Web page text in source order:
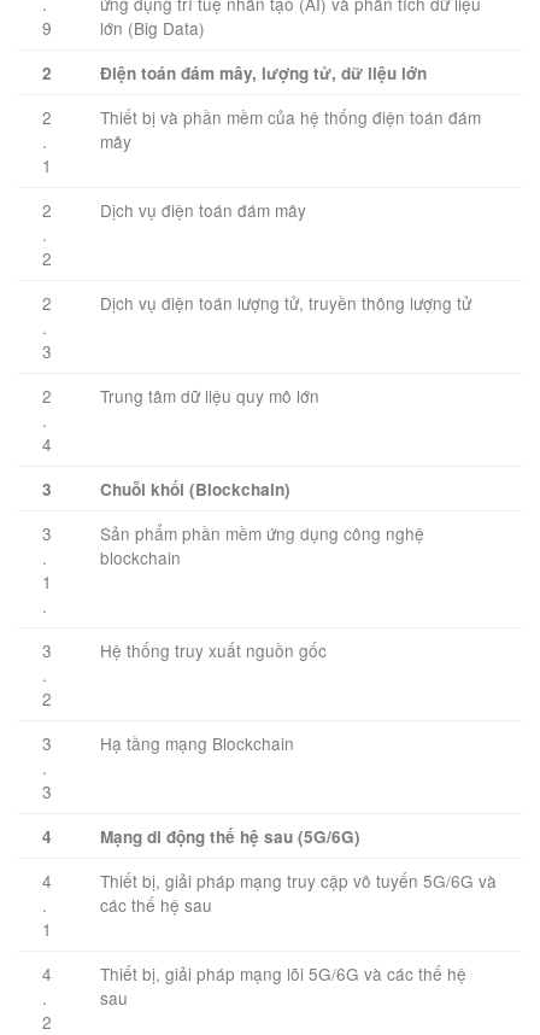
9
lớn (Big Data)
2 Điện toán đám mây, lượng tử, dữ liệu lớn
2
.
1
Thiết bị và phần mềm của hệ thống điện toán đám
mây
2
.
2
Dịch vụ điện toán đám mây
2
.
3
Dịch vụ điện toán lượng tử, truyền thông lượng tử
2
.
4
Trung tâm dữ liệu quy mô lớn
3 Chuỗi khối (Blockchain)
3
.
1
.
Sản phẩm phần mềm ứng dụng công nghệ
blockchain
3
.
2
Hệ thống truy xuất nguồn gốc
3
.
3
Hạ tầng mạng Blockchain
4 Mạng di động thế hệ sau (5G/6G)
4
.
1
Thiết bị, giải pháp mạng truy cập vô tuyến 5G/6G và
các thế hệ sau
4
.
2
Thiết bị, giải pháp mạng lõi 5G/6G và các thế hệ
sau